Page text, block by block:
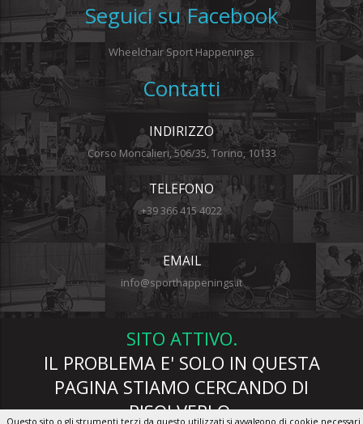
Seguici su Facebook
Wheelchair Sport Happenings
Contatti
INDIRIZZO
Corso Moncalieri, 506/35, Torino, 10133
TELEFONO
+39 366 415 4022
EMAIL
info@sporthappenings.it
SITO ATTIVO.
IL PROBLEMA E' SOLO IN QUESTA
PAGINA STIAMO CERCANDO DI
RISOLVERLO.
Questo sito o gli strumenti terzi da questo utilizzati si avvalgono di cookie necessari